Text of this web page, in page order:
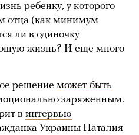
ребенку, у которого
отца (как минимум
ли в одиночку
жизнь? И еще много
решение может быть
заряженным.
в интервью
Украины Наталия